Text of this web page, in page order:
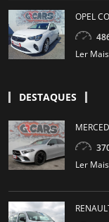
OPEL
Ler Mais
DESTAQUES
Ler Mais